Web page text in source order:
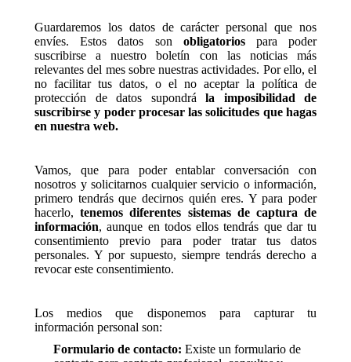
Guardaremos los datos de carácter personal que nos
envíes. Estos datos son obligatoriospara poder
suscribirse a nuestro boletín con las noticias más
relevantes del mes sobre nuestras actividades. Por ello, el
no facilitar tus datos, o el no aceptar la política de
protección de datos supondrá la imposibilidad de
suscribirse y poder procesar las solicitudes que hagas
en nuestra web.
Vamos, que para poder entablar conversación con
nosotros y solicitarnos cualquier servicio o información,
primero tendrás que decirnos quién eres. Y para poder
hacerlo,tenemos diferentes sistemas de captura de
información, aunque en todos ellos tendrás que dar tu
consentimiento previo para poder tratar tus datos
personales. Y por supuesto, siempre tendrás derecho a
revocar este consentimiento.
Los medios que disponemos para capturar tu
información personal son:
Formulario de contacto: Existe un formulario de